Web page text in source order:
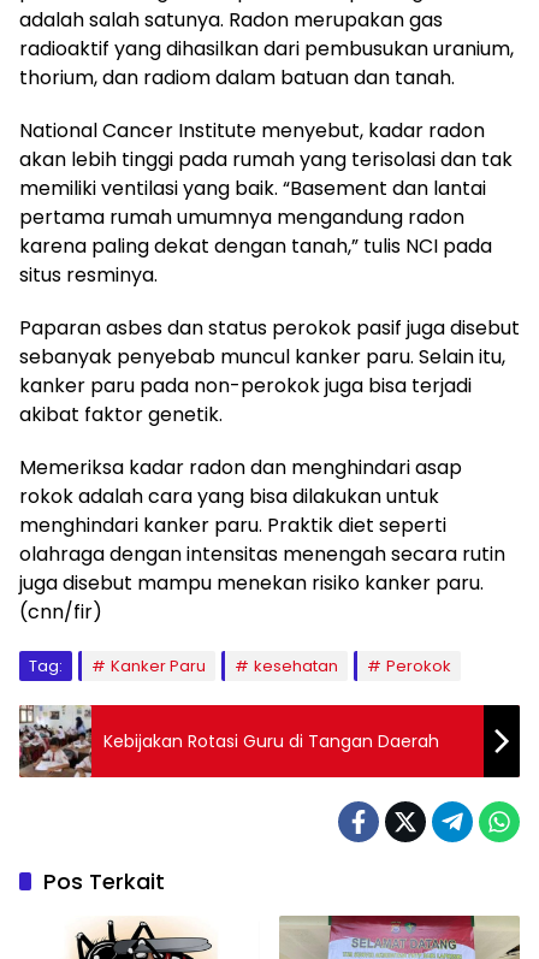
adalah salah satunya. Radon merupakan gas
radioaktif yang dihasilkan dari pembusukan uranium,
thorium, dan radiom dalam batuan dan tanah.
National Cancer Institute menyebut, kadar radon
akan lebih tinggi pada rumah yang terisolasi dan tak
memiliki ventilasi yang baik. “Basement dan lantai
pertama rumah umumnya mengandung radon
karena paling dekat dengan tanah,” tulis NCI pada
situs resminya.
Paparan asbes dan status perokok pasif juga disebut
sebanyak penyebab muncul kanker paru. Selain itu,
kanker paru pada non-perokok juga bisa terjadi
akibat faktor genetik.
Memeriksa kadar radon dan menghindari asap
rokok adalah cara yang bisa dilakukan untuk
menghindari kanker paru. Praktik diet seperti
olahraga dengan intensitas menengah secara rutin
juga disebut mampu menekan risiko kanker paru.
(cnn/fir)
Tag: Kanker Paru kesehatan Perokok
Kebijakan Rotasi Guru di Tangan Daerah
Pos Terkait